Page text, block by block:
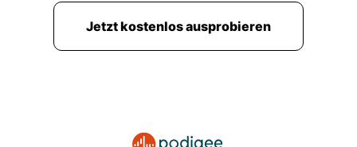
Jetzt kostenlos ausprobieren